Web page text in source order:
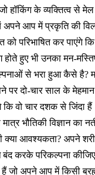
हॉकिंग के व्यक्तित्व से मेल
अपने आप में प्रकृति की
को परिभाषित कर पाएंगे
होते हुए भी उनका मन-
से भरा हुआ कैसे है?
पर दो-चार साल के
कि वो चार दशक से जिंदा
भौतिकी विज्ञान का
क्या आवश्यकता? अपने
करके परिकल्पना
हैं जो अपने आप में किसी